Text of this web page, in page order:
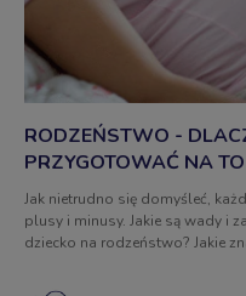
RODZEŃSTWO -
PRZYGOTOWAĆ NA
Jak nietrudno się domyśleć,
plusy i minusy. Jakie są wady i
dziecko na rodzeństwo? Jakie